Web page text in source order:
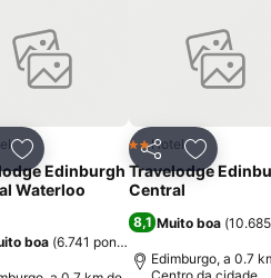
berço disponível. Outros serviços
bagagem, fax e máquina de
e DVD e máquina de lavar
Adicionar aos favoritos
Edinburgh
Waterloo
boa (6.741 pontuações
Partilhar
2 Estrelas
Hotel
Travelodge
Central
8,1 Muito boa (
Edimburgo, a 0.7